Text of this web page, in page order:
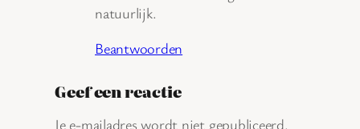
natuurlijk.
Beantwoorden
Geef een reactie
Je e-mailadres wordt niet gepubliceerd.